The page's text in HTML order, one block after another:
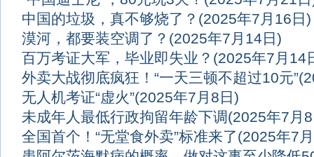
中国的垃圾，真不够烧了？ (2025年7月16日)
漠河，都要装空调了？ (2025年7月14日)
百万考证大军，毕业即失业？ (2025年7月14
外卖大战彻底疯狂！“一天三顿不超过10元”
无人机考证“虚火”(2025年7月8日)
未成年人最低行政拘留年龄下调(2025年7月
全国首个！“无堂食外卖”标准来了(2025年7